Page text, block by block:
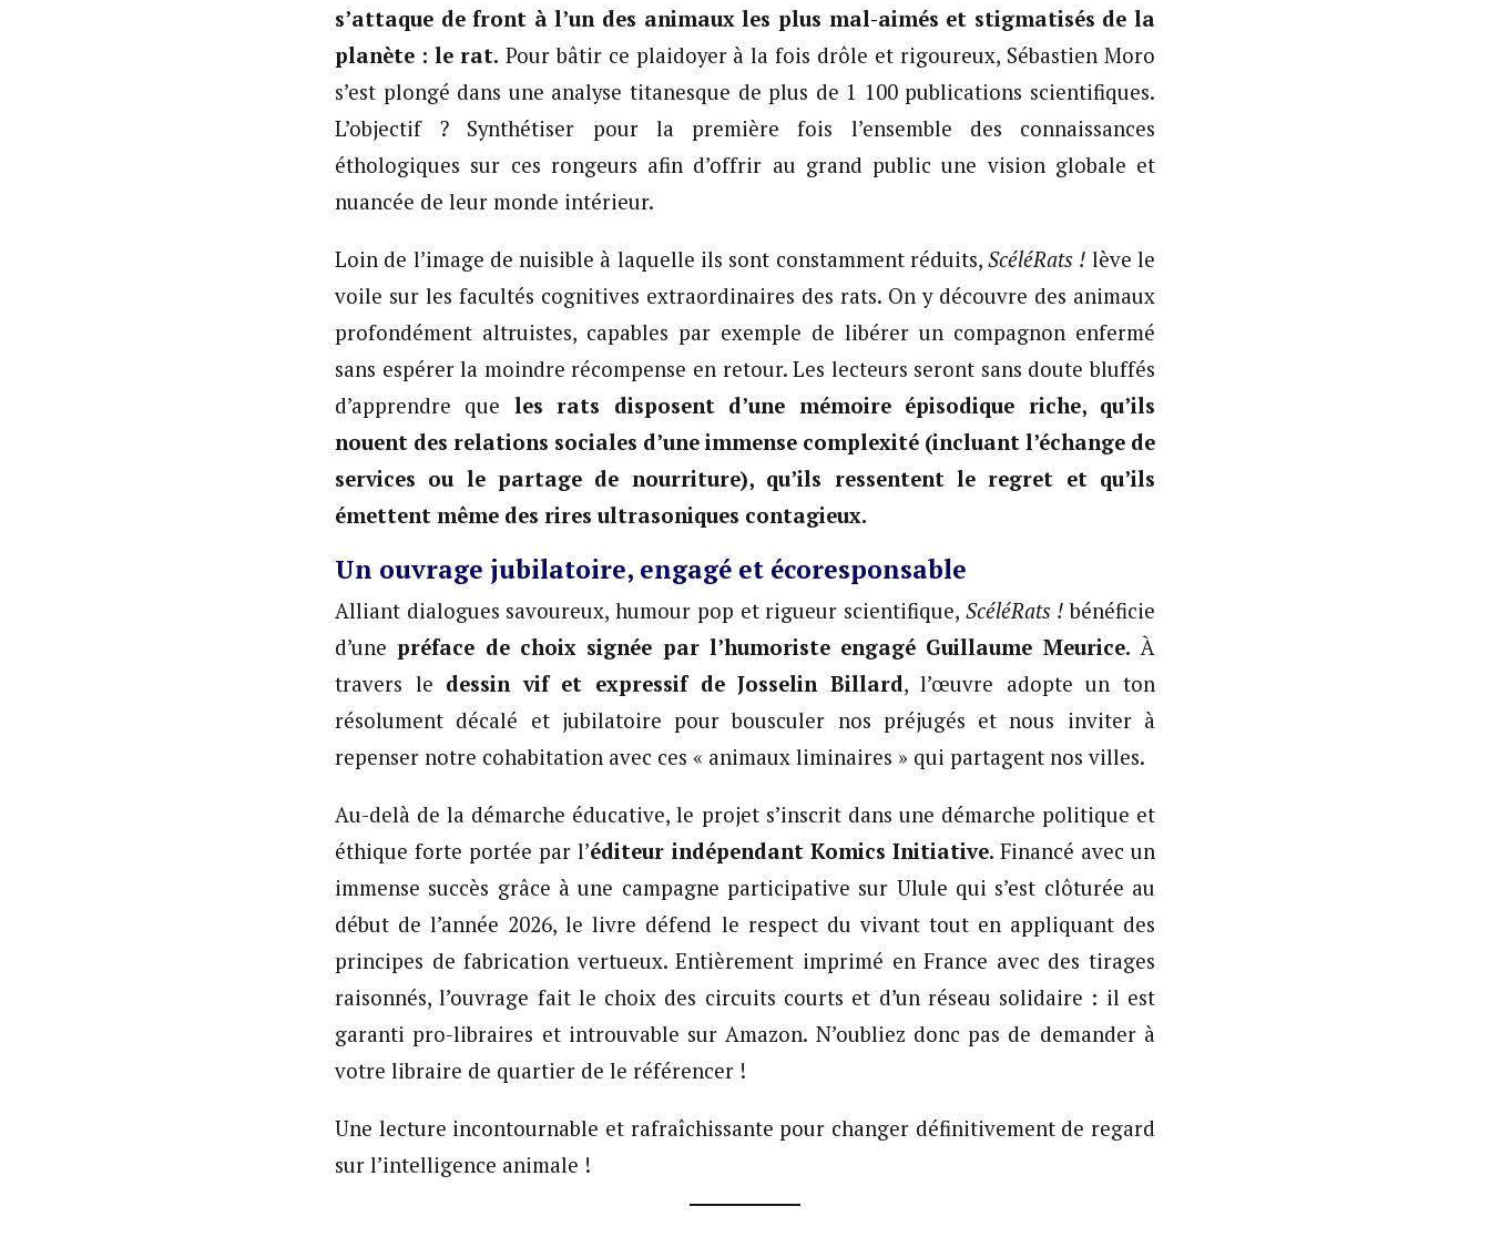
s’attaque de front à l’un des animaux les plus mal-aimés et stigmatisés de la
planète : le rat. Pour bâtir ce plaidoyer à la fois drôle et rigoureux, Sébastien Moro
s’est plongé dans une analyse titanesque de plus de 1 100 publications scientifiques.
L’objectif ? Synthétiser pour la première fois l’ensemble des connaissances
éthologiques sur ces rongeurs afin d’offrir au grand public une vision globale et
nuancée de leur monde intérieur.
Loin de l’image de nuisible à laquelle ils sont constamment réduits,ScéléRats ! lève le
voile sur les facultés cognitives extraordinaires des rats. On y découvre des animaux
profondément altruistes, capables par exemple de libérer un compagnon enfermé
sans espérer la moindre récompense en retour. Les lecteurs seront sans doute bluffés
d’apprendre que les rats disposent d’une mémoire épisodique riche, qu’ils
nouent des relations sociales d’une immense complexité (incluant l’échange de
services ou le partage de nourriture), qu’ils ressentent le regret et qu’ils
émettent même des rires ultrasoniques contagieux.
Un ouvrage jubilatoire, engagé et écoresponsable
Alliant dialogues savoureux, humour pop et rigueur scientifique, ScéléRats ! bénéficie
d’une préface de choix signée par l’humoriste engagé Guillaume Meurice. À
travers le dessin vif et expressif de Josselin Billard, l’œuvre adopte un ton
résolument décalé et jubilatoire pour bousculer nos préjugés et nous inviter à
repenser notre cohabitation avec ces « animaux liminaires » qui partagent nos villes.
Au-delà de la démarche éducative, le projet s’inscrit dans une démarche politique et
éthique forte portée par l’éditeur indépendant Komics Initiative. Financé avec un
immense succès grâce à une campagne participative sur Ulule qui s’est clôturée au
début de l’année 2026, le livre défend le respect du vivant tout en appliquant des
principes de fabrication vertueux. Entièrement imprimé en France avec des tirages
raisonnés, l’ouvrage fait le choix des circuits courts et d’un réseau solidaire : il est
garanti pro-libraires et introuvable sur Amazon. N’oubliez donc pas de demander à
votre libraire de quartier de le référencer !
Une lecture incontournable et rafraîchissante pour changer définitivement de regard
sur l’intelligence animale !